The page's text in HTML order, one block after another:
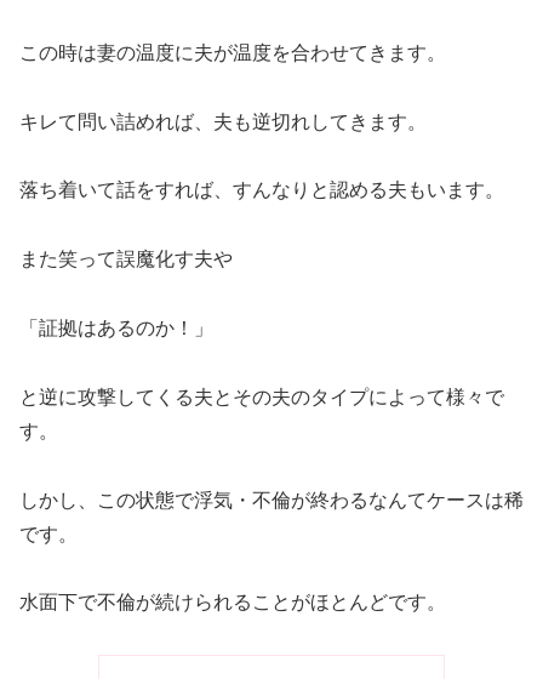
この時は妻の温度に夫が温度を合わせてきます。
キレて問い詰めれば、夫も逆切れしてきます。
落ち着いて話をすれば、すんなりと認める夫もいます。
また笑って誤魔化す夫や
「証拠はあるのか！」
と逆に攻撃してくる夫とその夫のタイプによって様々で
す。
しかし、この状態で浮気・不倫が終わるなんてケースは稀
です。
水面下で不倫が続けられることがほとんどです。